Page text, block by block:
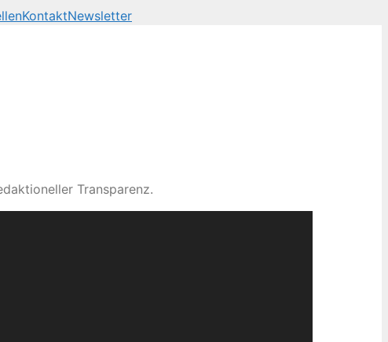
KontaktNewsletter
Transparenz.